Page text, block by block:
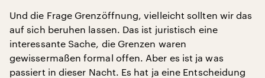
Und die Frage Grenzöffnung, vielleicht sollten wir das
auf sich beruhen lassen. Das ist juristisch eine
interessante Sache, die Grenzen waren
gewissermaßen formal offen. Aber es ist ja was
passiert in dieser Nacht. Es hat ja eine Entscheidung